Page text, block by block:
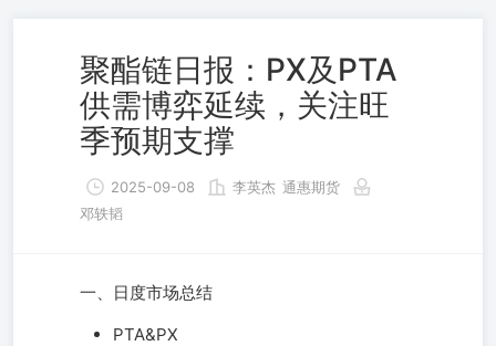
聚酯链日报：PX及PTA
供需博弈延续，关注旺
季预期支撑
2025-09-08 李英杰 通惠期货
邓轶韬
一、日度市场总结
PTA&PX